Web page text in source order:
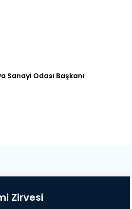
Sanayi Odası Başkanı
Zirvesi